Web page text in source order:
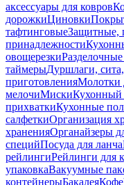
аксессуары для ковров
дорожкиЦиновки
тафтинговыеЗащитные,
принадлежности
овощерезки
таймерыДуршлаги,
приготовленияМолотки
мелочиМискиКухонный
прихваткиКухонные
салфеткиОрганизация
храненияОрганайзеры
специйПосуда для ланча
рейлингиРейлинги для
упаковкаВакуумные
контейнерыБакалеяКофе